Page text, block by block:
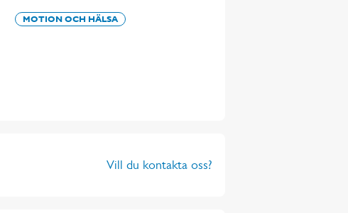
MOTION OCH HÄLSA
Vill du kontakta oss?